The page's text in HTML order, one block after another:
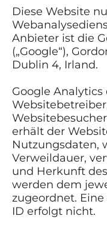
Diese Website
Anbieter ist die
(„Google“),
Dublin 4, Irland.
Google
erhält der
Nutzungsdaten,
Verweildauer,
und Herkunft
werden dem
zugeordnet.
ID erfolgt nicht.